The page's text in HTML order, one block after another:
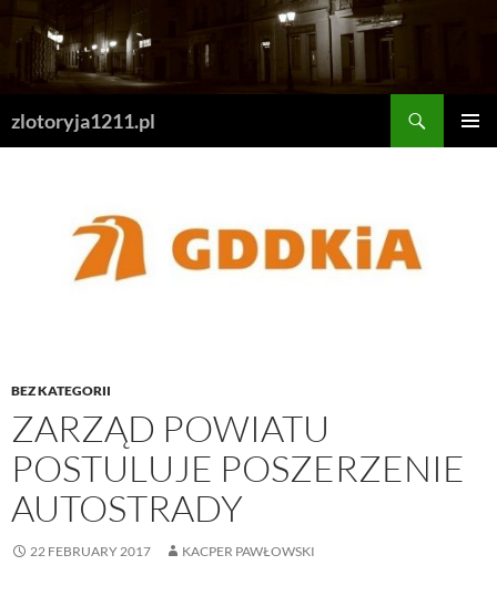
Skip
content
zlotoryja1211.pl
BEZ KATEGORII
ZARZĄD POWIATU
POSTULUJE POSZERZENIE
AUTOSTRADY
22 FEBRUARY 2017 KACPER PAWŁOWSKI